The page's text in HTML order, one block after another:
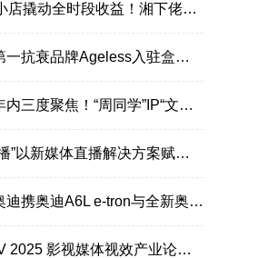
80㎡小店撬动全时段收益！湘下佬打造"可复制的湖湘美食IP"
北欧第一抗衰品牌Ageless入驻盒马APP解锁年轻“肌”密
央视年内三度聚焦！“周同学”IP“文旅商演”模式引爆城市消费新生态
“佳直播”以新媒体直播解决方案赋能乌鲁木齐广播电视台融媒体转型升级
一汽奥迪携奥迪A6L e-tron与全新奥迪A6L鼎力支持2026大连夏季达沃斯
BIRTV 2025 影视媒体视效产业论坛：从技术到美学EOS C80受到芒果TV制作团队认可